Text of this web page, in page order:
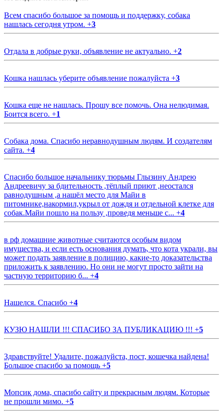
Всем спасибо большое за помощь и поддержку, собака
нашлась сегодня утром. +3
Отдала в добрые руки, объявление не актуально. +2
Кошка нашлась уберите объявление пожалуйста +3
Кошка еще не нашлась. Прошу все помочь. Она нелюдимая.
Боится всего. +1
Собака дома. Спасибо неравнодушным людям. И создателям
сайта. +4
Спасибо большое начальнику тюрьмы Глызину Андрею
Андреевичу за бдительность ,тёплый приют ,неостался
равнодушным ,а нашёл место для Майи в
питомнике,накормил,укрыл от дождя и отдельной клетке для
собак.Майи пошло на пользу ,проведя меньше с... +4
в рф домашние животные считаются особым видом
имущества, и если есть основания думать, что кота украли, вы
может подать заявление в полицию, какие-то доказательства
приложить к заявлению. Но они не могут просто зайти на
частную территорию б... +4
Нашелся. Спасибо +4
КУЗЮ НАШЛИ !!! СПАСИБО ЗА ПУБЛИКАЦИЮ !!! +5
Здравствуйте! Удалите, пожалуйста, пост, кошечка найдена!
Большое спасибо за помощь +5
Мопсик дома, спасибо сайту и прекрасным людям. Которые
не прошли мимо. +5